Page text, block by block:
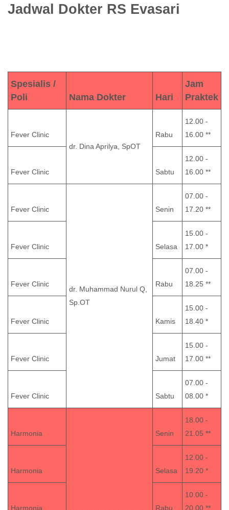
Jadwal Dokter RS Evasari
Spesialis /
Poli
Nama Dokter Hari
Jam
Praktek
Fever Clinic
dr. Dina Aprilya, SpOT
Rabu
12.00 -
16.00 **
Fever Clinic Sabtu
12.00 -
16.00 **
Fever Clinic
dr. Muhammad Nurul Q,
Sp.OT
Senin
07.00 -
17.20 **
Fever Clinic Selasa
15.00 -
17.00 *
Fever Clinic Rabu
07.00 -
18.25 **
Fever Clinic Kamis
15.00 -
18.40 *
Fever Clinic Jumat
15.00 -
17.00 **
Fever Clinic Sabtu
07.00 -
08.00 *
Harmonia Senin
18.00 -
21.05 **
Harmonia Selasa
12.00 -
19.20 *
Harmonia Rabu
10.00 -
20.00 **